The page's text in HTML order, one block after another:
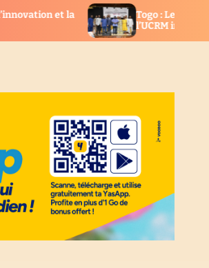
Togo : Les nouveaux élus consulaires de